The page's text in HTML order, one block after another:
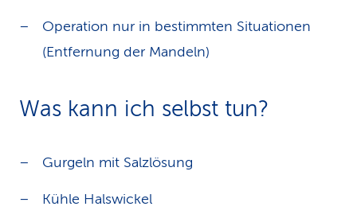
Operation nur in bestimmten Situationen
(Entfernung der Mandeln)
Was kann ich selbst tun?
Gurgeln mit Salzlösung
Kühle Halswickel